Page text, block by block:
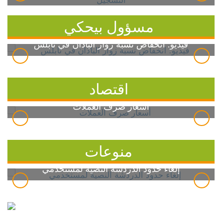
مسؤول بيحكي
فيديو: انخفاض نسبة زوار الباذان في نابلس
اقتصاد
أسعار صرف العملات
منوعات
إلغاء حدود الدردشة النصية لمستخدمي